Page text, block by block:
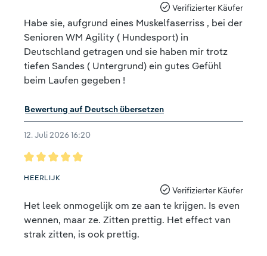
Verifizierter Käufer
Habe sie, aufgrund eines Muskelfaserriss , bei der
Senioren WM Agility ( Hundesport) in
Deutschland getragen und sie haben mir trotz
tiefen Sandes ( Untergrund) ein gutes Gefühl
beim Laufen gegeben !
Bewertung auf Deutsch übersetzen
12. Juli 2026 16:20
HEERLIJK
Verifizierter Käufer
Het leek onmogelijk om ze aan te krijgen. Is even
wennen, maar ze. Zitten prettig. Het effect van
strak zitten, is ook prettig.